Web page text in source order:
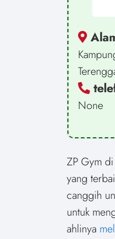
None
ZP Gym
yang
canggih
untuk
ahlinya